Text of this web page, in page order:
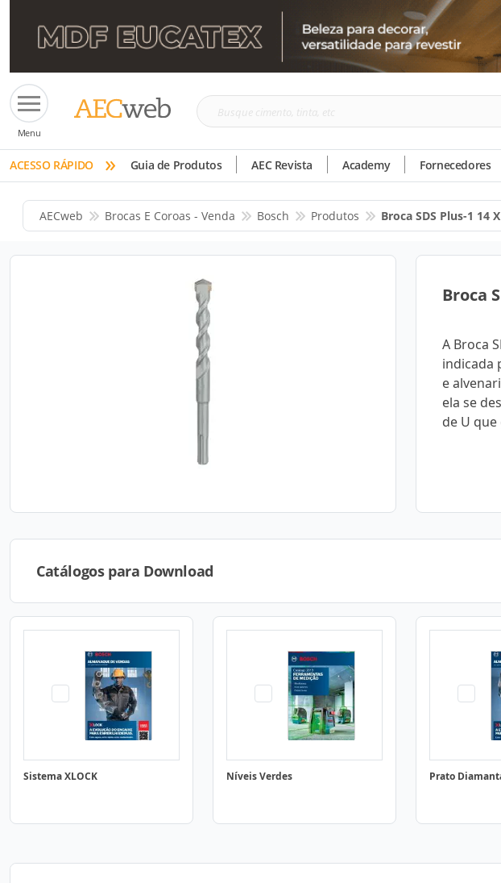
Menu
Busque
tinta,
etc
ACESSO RÁPIDO » Guia de Produtos AEC Revista Academy Fornecedores
AECweb Brocas E Coroas - Venda Bosch Produtos Broca SDS Plus-1 14
Broca
A Broca
indicada
e
ela se
de U
Catálogos para Download
Sistema XLOCK Níveis Verdes Prato